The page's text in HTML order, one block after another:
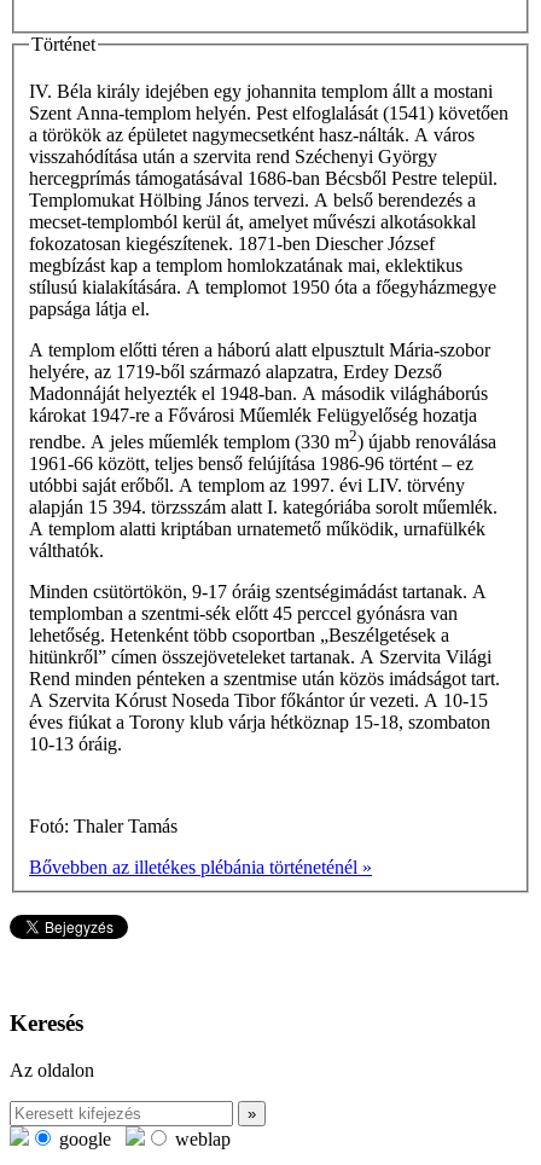
Történet
IV. Béla király idejében egy johannita templom állt a mostani
Szent Anna-templom helyén. Pest elfoglalását (1541) követően
a törökök az épületet nagymecsetként hasz-nálták. A város
visszahódítása után a szervita rend Széchenyi György
hercegprímás támogatásával 1686-ban Bécsből Pestre települ.
Templomukat Hölbing János tervezi. A belső berendezés a
mecset-templomból kerül át, amelyet művészi alkotásokkal
fokozatosan kiegészítenek. 1871-ben Diescher József
megbízást kap a templom homlokzatának mai, eklektikus
stílusú kialakítására. A templomot 1950 óta a főegyházmegye
papsága látja el.
A templom előtti téren a háború alatt elpusztult Mária-szobor
helyére, az 1719-ből származó alapzatra, Erdey Dezső
Madonnáját helyezték el 1948-ban. A második világháborús
károkat 1947-re a Fővárosi Műemlék Felügyelőség hozatja
rendbe. A jeles műemlék templom (330 m2) újabb renoválása
1961-66 között, teljes benső felújítása 1986-96 történt – ez
utóbbi saját erőből. A templom az 1997. évi LIV. törvény
alapján 15 394. törzsszám alatt I. kategóriába sorolt műemlék.
A templom alatti kriptában urnatemető működik, urnafülkék
válthatók.
Minden csütörtökön, 9-17 óráig szentségimádást tartanak. A
templomban a szentmi-sék előtt 45 perccel gyónásra van
lehetőség. Hetenként több csoportban „Beszélgetések a
hitünkről” címen összejöveteleket tartanak. A Szervita Világi
Rend minden pénteken a szentmise után közös imádságot tart.
A Szervita Kórust Noseda Tibor főkántor úr vezeti. A 10-15
éves fiúkat a Torony klub várja hétköznap 15-18, szombaton
10-13 óráig.
Fotó: Thaler Tamás
Bővebben az illetékes plébánia történeténél »
Keresés
Az oldalon
google
weblap